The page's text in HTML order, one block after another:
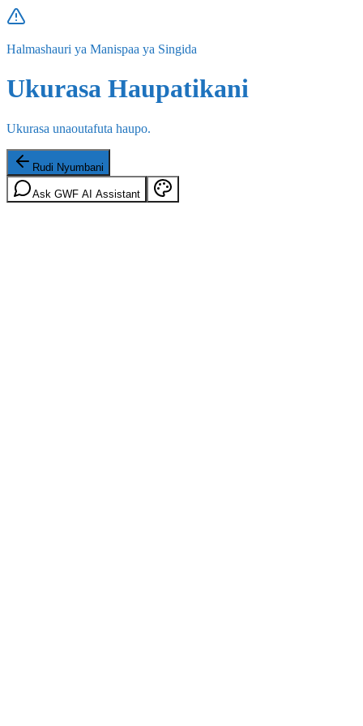
Halmashauri ya Manispaa ya Singida
Ukurasa Haupatikani
Ukurasa unaoutafuta haupo.
Rudi Nyumbani
Ask GWF AI Assistant